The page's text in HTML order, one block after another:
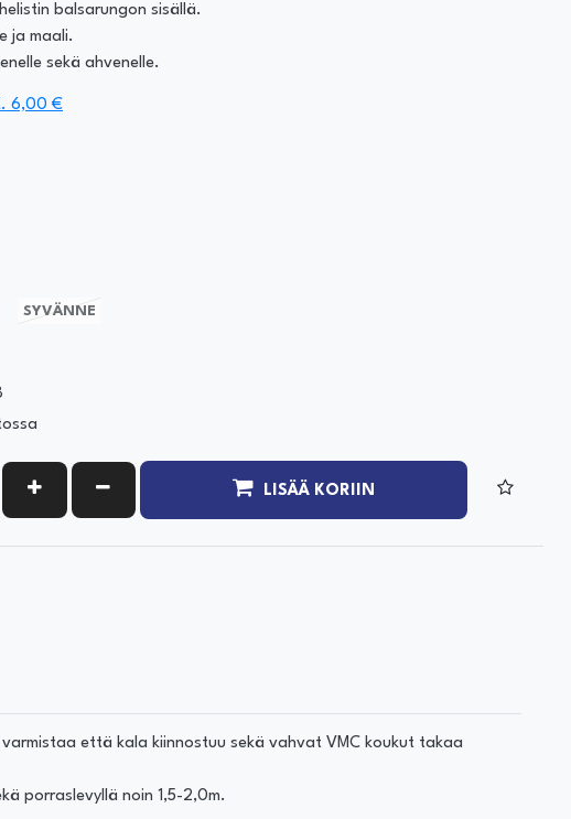
balsarungon sisällä.
ja maali.
sekä ahvenelle.
6,00 €
SYVÄNNE
KASVATA MÄÄRÄÄ
VÄHENNÄ MÄÄRÄÄ LISÄÄ KORIIN
että kala kiinnostuu sekä vahvat VMC koukut takaa
porraslevyllä noin 1,5-2,0m.